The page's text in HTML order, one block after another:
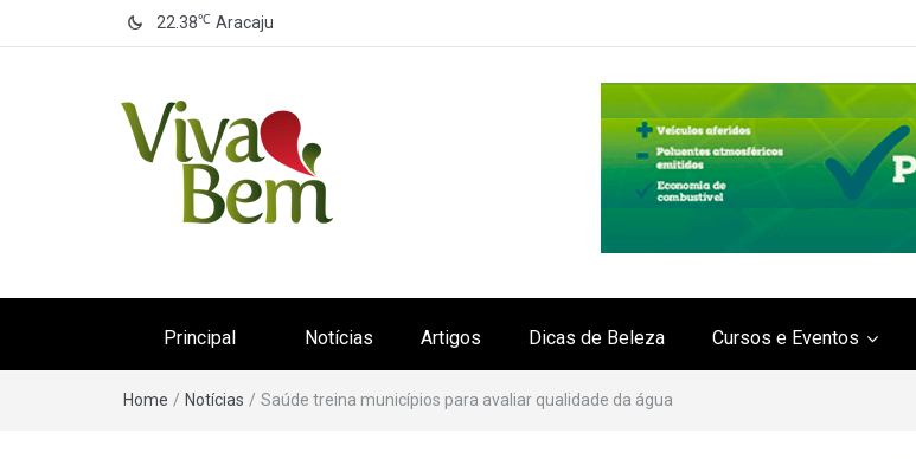
22.38℃ Aracaju
Principal Notícias Artigos Dicas de Beleza Cursos e Eventos
Home / Notícias / Saúde treina municípios para avaliar qualidade da água